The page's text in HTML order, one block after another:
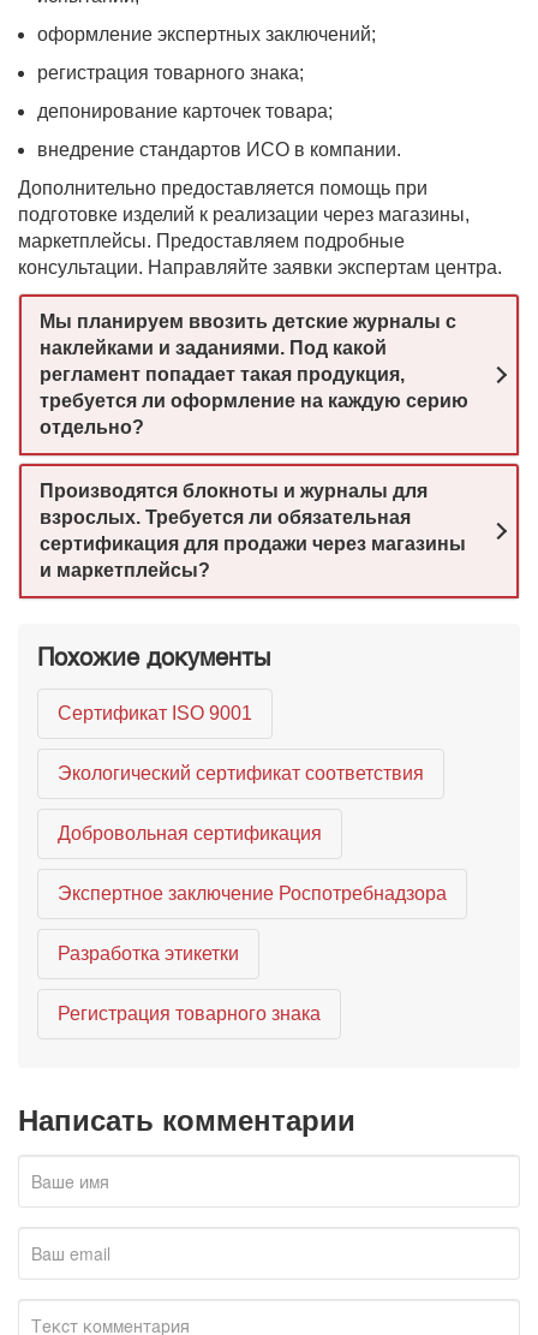
оформление экспертных заключений;
регистрация товарного знака;
депонирование карточек товара;
внедрение стандартов ИСО в компании.
Дополнительно предоставляется помощь при
подготовке изделий к реализации через магазины,
маркетплейсы. Предоставляем подробные
консультации. Направляйте заявки экспертам центра.
Мы планируем ввозить детские журналы с
наклейками и заданиями. Под какой
регламент попадает такая продукция,
требуется ли оформление на каждую серию
отдельно?
Производятся блокноты и журналы для
взрослых. Требуется ли обязательная
сертификация для продажи через магазины
и маркетплейсы?
Похожие документы
Сертификат ISO 9001
Экологический сертификат соответствия
Добровольная сертификация
Экспертное заключение Роспотребнадзора
Разработка этикетки
Регистрация товарного знака
Написать комментарии